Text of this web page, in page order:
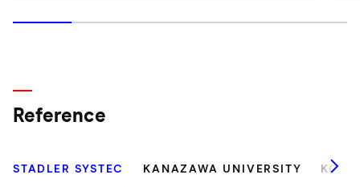
Reference
STADLER SYSTEC KANAZAWA UNIVERSITY